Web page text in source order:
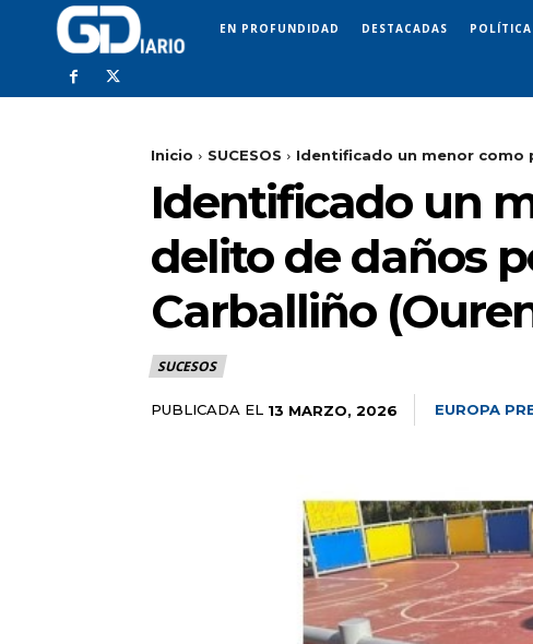
EN PROFUNDIDAD DESTACADAS POLÍTICA
Inicio SUCESOS Identificado un menor
Identificado un
delito de daños
Carballiño
SUCESOS
PUBLICADA EL 13 MARZO, 2026 EUROPA